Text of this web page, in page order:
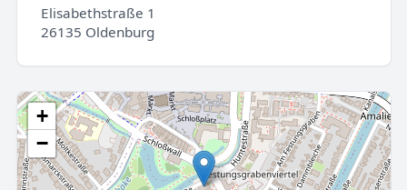
Elisabethstraße 1
26135 Oldenburg
+
−